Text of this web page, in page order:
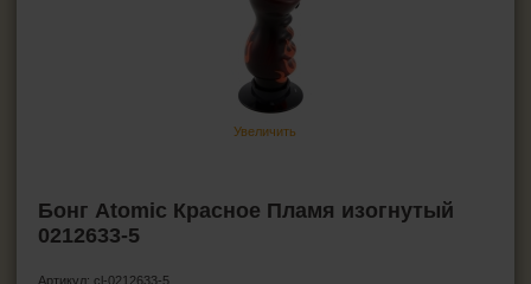
Увеличить
Бонг Atomic Красное Пламя изогнутый
0212633-5
Артикул: cl-0212633-5
HEADSHOP (ХЭДШОП)
Аксессуары для бонгов
Прекулеры для бонгов